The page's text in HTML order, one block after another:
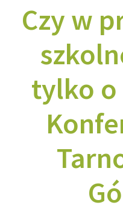
Czy w
tylko o